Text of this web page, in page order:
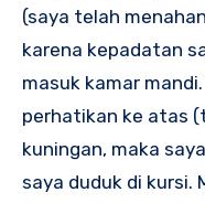
(saya telah
karena kepadatan
masuk kamar
perhatikan ke atas
kuningan, maka
saya duduk di kursi.